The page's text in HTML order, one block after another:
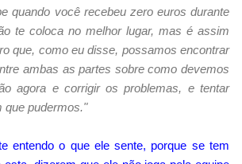
quando você recebeu zero euros durante
te coloca no melhor lugar, mas é assim
que, como eu disse, possamos encontrar
ambas as partes sobre como devemos
agora e corrigir os problemas, e tentar
que pudermos."
entendo o que ele sente, porque se tem